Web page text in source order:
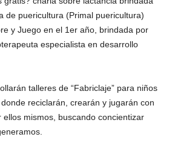
de puericultura (Primal puericultura)
y Juego en el 1er año, brindada por
especialista en desarrollo
talleres de “Fabriclaje” para niños
reciclarán, crearán y jugarán con
mismos, buscando concientizar